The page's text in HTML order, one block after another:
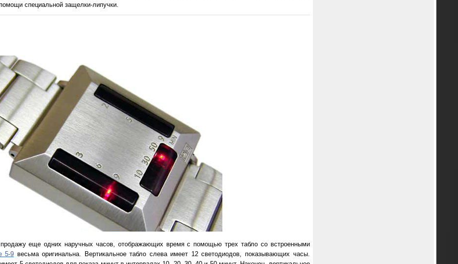
специальной защелки-липучки.
еще одних наручных часов, отображающих время с помощью трех табло со встроенными
5-9 весьма оригинальна. Вертикальное табло слева имеет 12 светодиодов, показывающих часы.